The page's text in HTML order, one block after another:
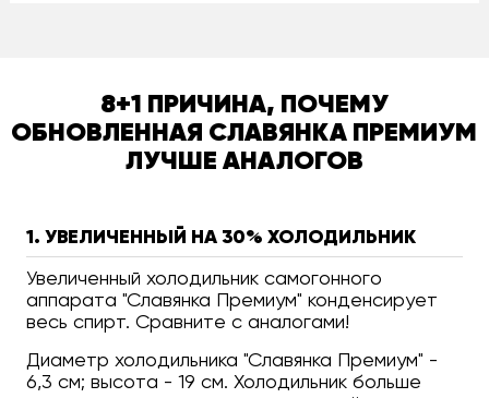
8+1 ПРИЧИНА, ПОЧЕМУ
ОБНОВЛЕННАЯ СЛАВЯНКА ПРЕМИУМ
ЛУЧШЕ АНАЛОГОВ
1. УВЕЛИЧЕННЫЙ НА 30% ХОЛОДИЛЬНИК
Увеличенный холодильник самогонного
аппарата "Славянка Премиум" конденсирует
весь спирт. Сравните с аналогами!
Диаметр холодильника "Славянка Премиум" -
6,3 см; высота - 19 см. Холодильник больше